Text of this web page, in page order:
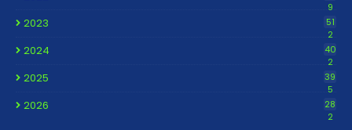
9
2023
51
2
2024
40
2
2025
39
5
2026
28
2